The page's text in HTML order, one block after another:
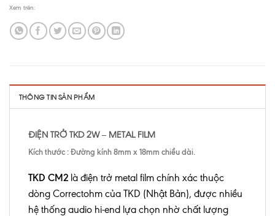
Xem trên:
THÔNG TIN SẢN PHẨM
ĐIỆN TRỞ TKD 2W – METAL FILM
Kích thước : Đường kính 8mm x 18mm chiều dài.
TKD CM2 là điện trở metal film chính xác thuộc
dòng Correctohm của TKD (Nhật Bản), được nhiều
hệ thống audio hi-end lựa chọn nhờ chất lượng